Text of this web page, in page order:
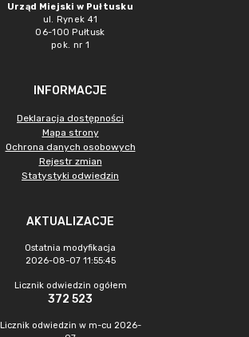
Urząd Miejski w Pułtusku
ul. Rynek 41
06-100 Pułtusk
pok. nr 1
INFORMACJE
Deklaracja dostępności
Mapa strony
Ochrona danych osobowych
Rejestr zmian
Statystyki odwiedzin
AKTUALIZACJE
Ostatnia modyfikacja
2026-08-07 11:55:45
Licznik odwiedzin ogółem
372 523
Licznik odwiedzin w m-cu 2026-